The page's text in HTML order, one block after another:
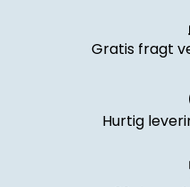
Gratis fragt
Hurtig